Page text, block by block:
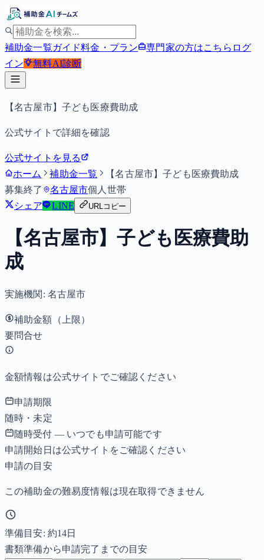
補助金一覧ガイド料金・プラン 専門家の方はこちら ログ
イン
無料AI診断
【名古屋市】子ども医療費助成
公式サイトで詳細を確認
公式サイトを見る
ホーム
補助金一覧
【名古屋市】子ども医療費助成
募集終了
名古屋市個人 世帯
シェア
LINE URLコピー
【名古屋市】子ども医療費助
成
実施機関: 名古屋市
補助金額（上限）
要問合せ
金額情報は公式サイトでご確認ください
申請期限
随時・未定
随時受付 — いつでも申請可能です
申請開始日は公式サイトをご確認ください
申請の目安
この補助金の難易度情報は現在取得できません
準備目安: 約14日
書類準備から申請完了までの目安